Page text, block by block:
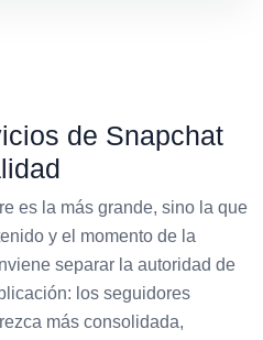
de Snapchat
es la más grande, sino la que
y el momento de la
separar la autoridad de
los seguidores
más consolidada,